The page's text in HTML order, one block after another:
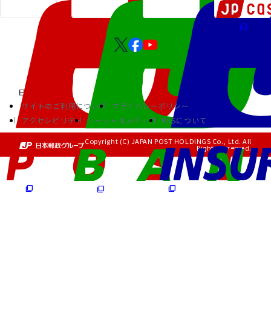
サイトのご利用について
プライバシーポリシー
アクセシビリティ
ソーシャルメディア RSSについて
Copyright (C) JAPAN POST HOLDINGS Co., Ltd. All
Rights Reserved.